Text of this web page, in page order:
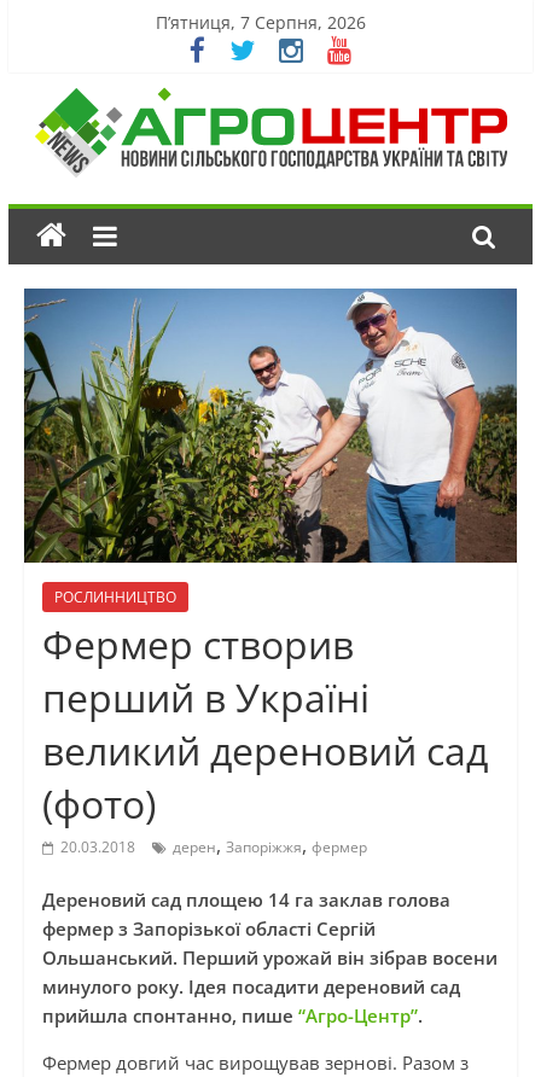
П’ятниця, 7 Серпня, 2026
РОСЛИННИЦТВО
Фермер створив
перший в Україні
великий дереновий сад
(фото)
20.03.2018 дерен, Запоріжжя, фермер
Дереновий сад площею 14 га заклав голова
фермер з Запорізької області Сергій
Ольшанський. Перший урожай він зібрав восени
минулого року. Ідея посадити дереновий сад
прийшла спонтанно, пише “Агро-Центр”.
Фермер довгий час вирощував зернові. Разом з